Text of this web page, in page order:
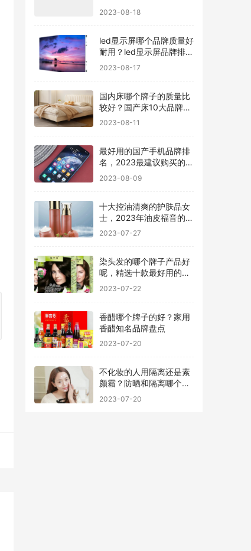
2023-08-18
led显示屏哪个品牌质量好
耐用？led显示屏品牌排行
2023-08-17
国内床哪个牌子的质量比
较好？国产床10大品牌最
2023-08-11
最好用的国产手机品牌排
名，2023最建议购买的5
2023-08-09
十大控油清爽的护肤品女
士，2023年油皮福音的护
2023-07-27
染头发的哪个牌子产品好
呢，精选十款最好用的染
2023-07-22
香醋哪个牌子的好？家用
香醋知名品牌盘点
2023-07-20
不化妆的人用隔离还是素
颜霜？防晒和隔离哪个先
2023-07-20